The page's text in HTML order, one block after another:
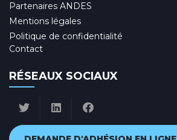
Partenaires ANDES
Mentions légales
Politique de confidentialité
Contact
RÉSEAUX SOCIAUX